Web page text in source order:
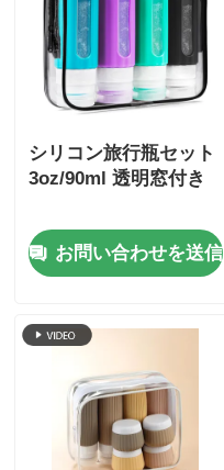
シリコン旅行瓶セット
3oz/90ml 透明窓付き
お問い合わせを送信